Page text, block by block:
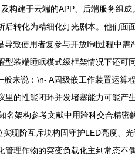
构建于云端的APP、后端服务组
转化为精细化灯光剧本。他们
导致使用者复参与开放I制过程中
装端睡眠模式级框架情况下还
来说：\n- A固级嵌工作装置运
的性能闭环并发堵塞能力可能
架构参考文献中用跨科交合精
现阶互斥块构固守护LED亮度
理作物的突变负载化主到常态